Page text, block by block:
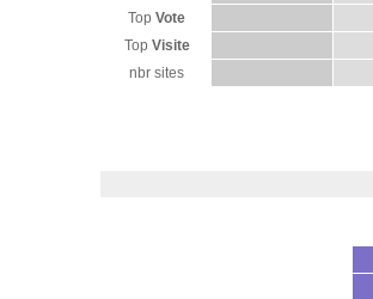
Top Vote
Top Visite
nbr sites